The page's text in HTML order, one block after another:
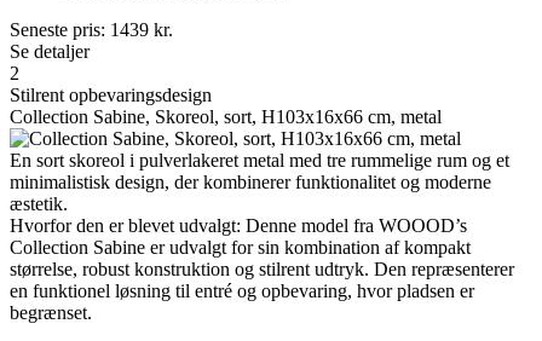
Seneste pris: 1439 kr.
Se detaljer
2
Stilrent opbevaringsdesign
Collection Sabine, Skoreol, sort, H103x16x66 cm, metal
En sort skoreol i pulverlakeret metal med tre rummelige rum og et
minimalistisk design, der kombinerer funktionalitet og moderne
æstetik.
Hvorfor den er blevet udvalgt: Denne model fra WOOOD’s
Collection Sabine er udvalgt for sin kombination af kompakt
størrelse, robust konstruktion og stilrent udtryk. Den repræsenterer
en funktionel løsning til entré og opbevaring, hvor pladsen er
begrænset.